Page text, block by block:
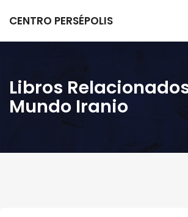
CENTRO PERSÉPOLIS
Libros
Mundo Iranio